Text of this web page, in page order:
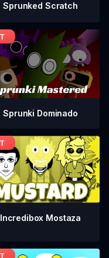
Sprunked Scratch
Sprunki Dominado
Incredibox Mostaza